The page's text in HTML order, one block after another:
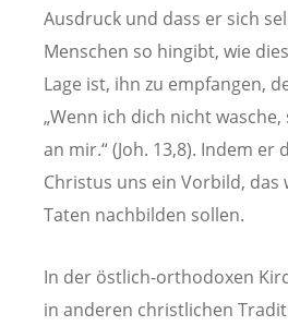
Ausdruck und dass er sich
Menschen so hingibt, wie
Lage ist, ihn zu empfangen,
„Wenn ich dich nicht
an mir.“ (Joh. 13,8). Indem er
Christus uns ein Vorbild,
Taten nachbilden sollen.
In der östlich-orthodoxen
in anderen christlichen